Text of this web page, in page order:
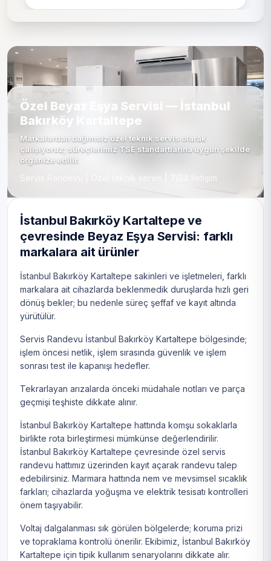
Özel Beyaz Eşya Servisi — İstanbul
Bakırköy Kartaltepe
Markalardan bağımsız özel teknik servis olarak
çalışıyoruz; süreçlerimiz TSE standartlarına uygun şekilde
organize edilir.
Servis Randevu | Özel teknik servis | 7/24 iletişim
İstanbul Bakırköy Kartaltepe ve
çevresinde Beyaz Eşya Servisi: farklı
markalara ait ürünler
İstanbul Bakırköy Kartaltepe sakinleri ve işletmeleri, farklı
markalara ait cihazlarda beklenmedik duruşlarda hızlı geri
dönüş bekler; bu nedenle süreç şeffaf ve kayıt altında
yürütülür.
Servis Randevu İstanbul Bakırköy Kartaltepe bölgesinde;
işlem öncesi netlik, işlem sırasında güvenlik ve işlem
sonrası test ile kapanışı hedefler.
Tekrarlayan arızalarda önceki müdahale notları ve parça
geçmişi teşhiste dikkate alınır.
İstanbul Bakırköy Kartaltepe hattında komşu sokaklarla
birlikte rota birleştirmesi mümkünse değerlendirilir.
İstanbul Bakırköy Kartaltepe çevresinde özel servis
randevu hattımız üzerinden kayıt açarak randevu talep
edebilirsiniz. Marmara hattında nem ve mevsimsel sıcaklık
farkları; cihazlarda yoğuşma ve elektrik tesisatı kontrolleri
önem taşıyabilir.
Voltaj dalgalanması sık görülen bölgelerde; koruma prizi
ve topraklama kontrolü önerilir. Ekibimiz, İstanbul Bakırköy
Kartaltepe için tipik kullanım senaryolarını dikkate alır.